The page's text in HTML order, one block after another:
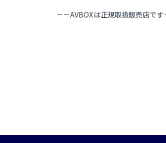
－－AVBOXは正規取扱販売店です